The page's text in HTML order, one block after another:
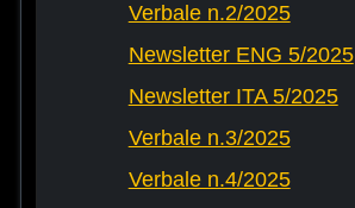
Verbale n.2/2025
Newsletter ENG 5/2025
Newsletter ITA 5/2025
Verbale n.3/2025
Verbale n.4/2025